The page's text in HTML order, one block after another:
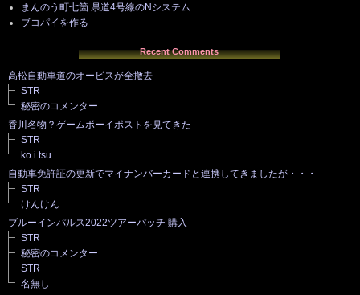
まんのう町七箇 県道4号線のNシステム
ブコパイを作る
Recent Comments
高松自動車道のオービスが全撤去
STR
秘密のコメンター
香川名物？ゲームボーイポストを見てきた
STR
ko.i.tsu
自動車免許証の更新でマイナンバーカードと連携してきましたが・・・
STR
けんけん
ブルーインパルス2022ツアーパッチ 購入
STR
秘密のコメンター
STR
名無し